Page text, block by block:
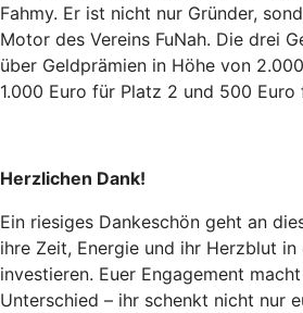
Fahmy. Er ist nicht nur Gründer,
Motor des Vereins FuNah. Die drei
über Geldprämien in Höhe von
1.000 Euro für Platz 2 und 500
­Herzlichen Dank!
Ein riesiges Dankeschön geht an
ihre Zeit, Energie und ihr Herzblut
investieren. Euer Engagement
Unterschied – ihr schenkt nicht nur